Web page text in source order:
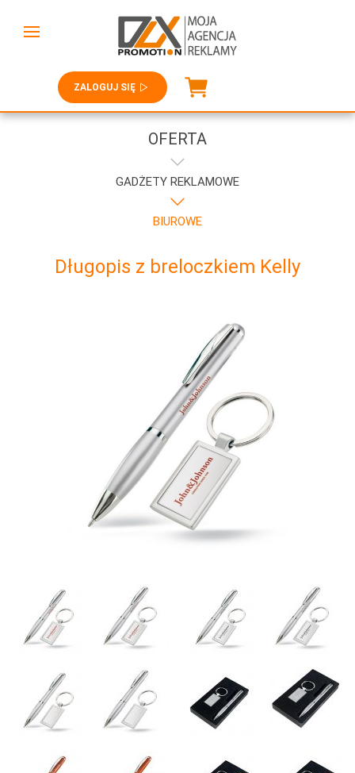
ZALOGUJ SIĘ
OFERTA
GADŻETY REKLAMOWE
BIUROWE
Długopis z breloczkiem Kelly